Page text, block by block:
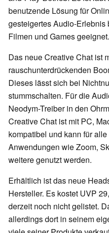
benutzende Lösung für
gesteigertes Audio-Erlebnis
Filmen und Games geeignet.
Das neue Creative Chat ist
rauschunterdrückenden
Dieses lässt sich bei
stummschalten. Für die
Neodym-Treiber in den
Creative Chat ist mit PC,
kompatibel und kann für
Anwendungen wie Zoom,
weitere genutzt werden.
Erhältlich ist das neue
Hersteller. Es kostet UVP
derzeit noch nicht gelistet.
allerdings dort in seinem